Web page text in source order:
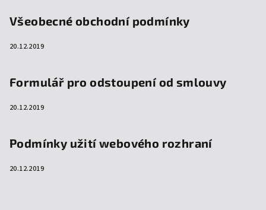
Všeobecné obchodní podmínky
20.12.2019
Formulář pro odstoupení od smlouvy
20.12.2019
Podmínky užití webového rozhraní
20.12.2019